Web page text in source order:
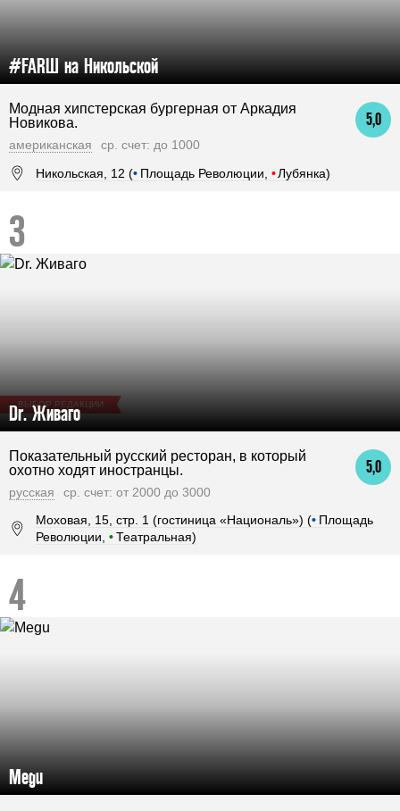
#FARШ на Никольской
5,0
Модная хипстерская бургерная от Аркадия
Новикова.
американская
ср. счет: до 1000
Никольская, 12 (• Площадь Революции, •Лубянка)
ВЫБОР РЕДАКЦИИ
Dr. Живаго
5,0
Показательный русский ресторан, в который
охотно ходят иностранцы.
русская
ср. счет: от 2000 до 3000
Моховая, 15, стр. 1 (гостиница «Националь») (• Площадь
Революции, •Театральная)
Megu